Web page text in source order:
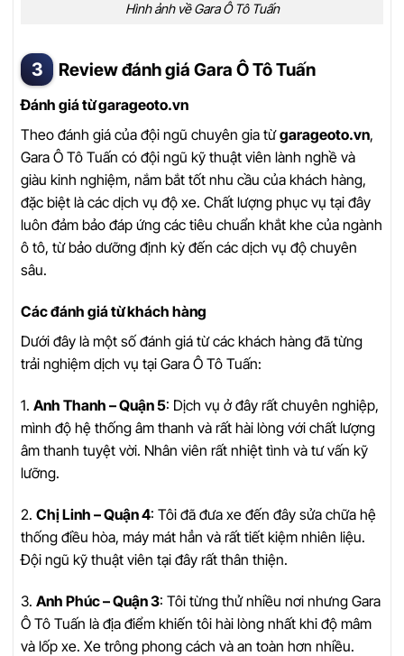
Hình ảnh về Gara Ô Tô Tuấn
Review đánh giá Gara Ô Tô Tuấn
Đánh giá từ garageoto.vn
Theo đánh giá của đội ngũ chuyên gia từgarageoto.vn,
Gara Ô Tô Tuấn có đội ngũ kỹ thuật viên lành nghề và
giàu kinh nghiệm, nắm bắt tốt nhu cầu của khách hàng,
đặc biệt là các dịch vụ độ xe. Chất lượng phục vụ tại đây
luôn đảm bảo đáp ứng các tiêu chuẩn khắt khe của ngành
ô tô, từ bảo dưỡng định kỳ đến các dịch vụ độ chuyên
sâu.
Các đánh giá từ khách hàng
Dưới đây là một số đánh giá từ các khách hàng đã từng
trải nghiệm dịch vụ tại Gara Ô Tô Tuấn:
1. Anh Thanh – Quận 5: Dịch vụ ở đây rất chuyên nghiệp,
mình độ hệ thống âm thanh và rất hài lòng với chất lượng
âm thanh tuyệt vời. Nhân viên rất nhiệt tình và tư vấn kỹ
lưỡng.
2. Chị Linh – Quận 4: Tôi đã đưa xe đến đây sửa chữa hệ
thống điều hòa, máy mát hẳn và rất tiết kiệm nhiên liệu.
Đội ngũ kỹ thuật viên tại đây rất thân thiện.
3. Anh Phúc – Quận 3: Tôi từng thử nhiều nơi nhưng Gara
Ô Tô Tuấn là địa điểm khiến tôi hài lòng nhất khi độ mâm
và lốp xe. Xe trông phong cách và an toàn hơn nhiều.